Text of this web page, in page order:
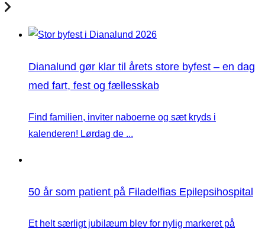
Dianalund gør klar til årets store byfest – en dag
med fart, fest og fællesskab
Find familien, inviter naboerne og sæt kryds i
kalenderen! Lørdag de ...
50 år som patient på Filadelfias Epilepsihospital
Et helt særligt jubilæum blev for nylig markeret på